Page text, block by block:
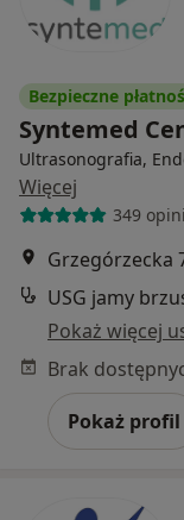
Bezpieczne
Syntemed
Ultrasonografia,
Więcej
349
Grzegórzecka
USG jamy
Pokaż więcej
Pokaż profil